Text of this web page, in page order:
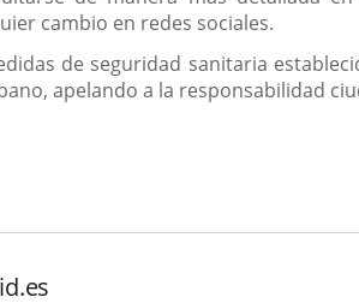
cambio en redes sociales.
de seguridad sanitaria
apelando a la responsabilidad